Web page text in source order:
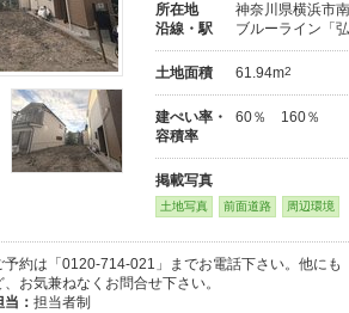
所在地
神奈川県横浜市
沿線・駅
ブルーライン「
土地面積 61.94m2
建ぺい率・
容積率
60％ 160％
掲載写真
土地写真 前面道路 周辺環境
予約は「0120-714-021」までお電話下さい。他に
、お気兼ねなくお問合せ下さい。
当： 担当者制